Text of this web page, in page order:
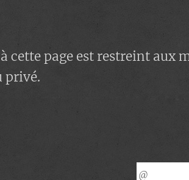
cette page est restreint aux
privé.